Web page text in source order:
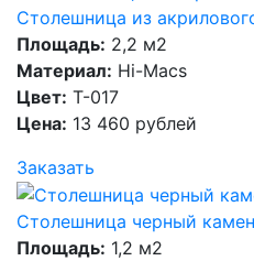
Столешница из
Площадь: 2,2 м2
Материал: Hi-Macs
Цвет: T-017
Цена: 13 460 рублей
Заказать
Столешница черный
Площадь: 1,2 м2